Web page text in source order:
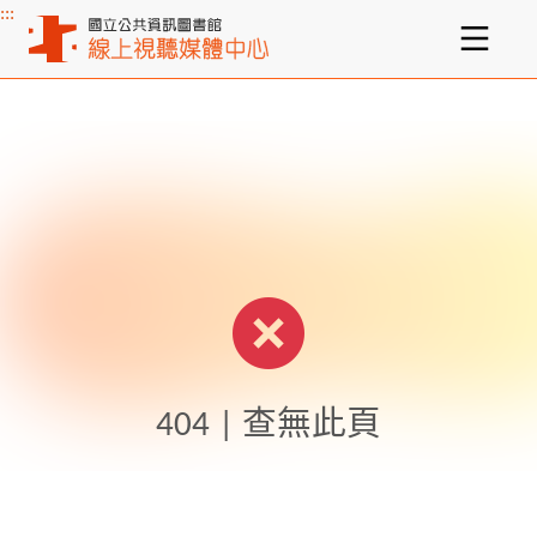
主要內容區塊
:::
404 | 查無此頁